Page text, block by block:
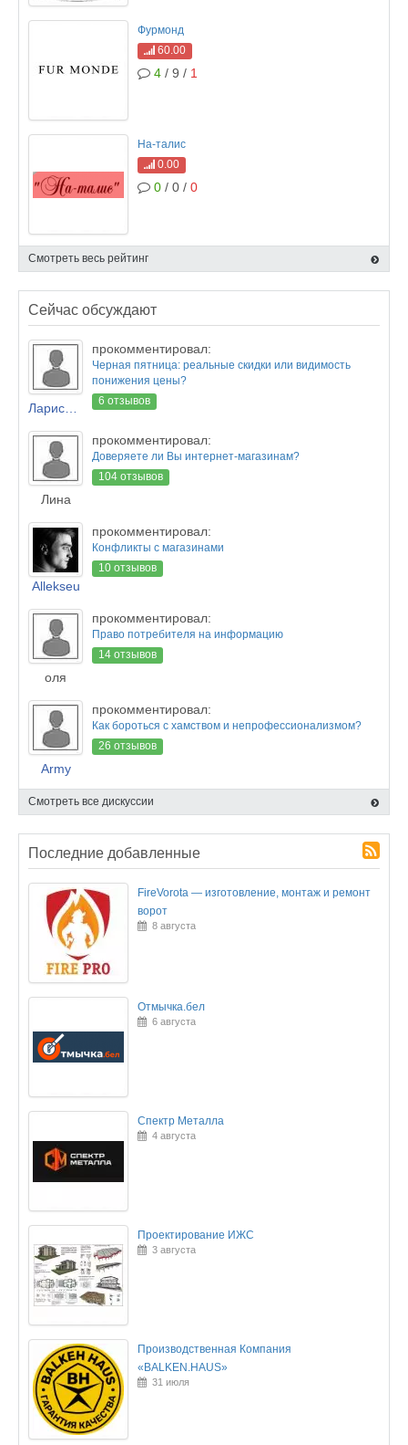
Фурмонд
60.00
4 / 9 / 1
На-талис
0.00
0 / 0 / 0
Смотреть весь рейтинг
Сейчас обсуждают
прокомментировал:
Черная пятница: реальные скидки или видимость
понижения цены?
6 отзывов
Лина
прокомментировал:
Доверяете ли Вы интернет-магазинам?
104 отзывов
Allekseu
прокомментировал:
Конфликты с магазинами
10 отзывов
оля
прокомментировал:
Право потребителя на информацию
14 отзывов
Army
прокомментировал:
Как бороться с хамством и непрофессионализмом?
26 отзывов
Смотреть все дискуссии
Последние добавленные
FireVorota — изготовление, монтаж и ремонт
ворот
8 августа
Отмычка.бел
6 августа
Спектр Металла
4 августа
Проектирование ИЖС
3 августа
Производственная Компания
«BALKEN.HAUS»
31 июля